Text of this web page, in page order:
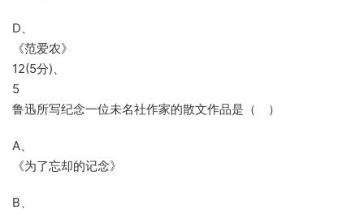
D、
《范爱农》
12(5分)、
5
鲁迅所写纪念一位未名社作家的散文作品是（ ）
A、
《为了忘却的记念》
B、